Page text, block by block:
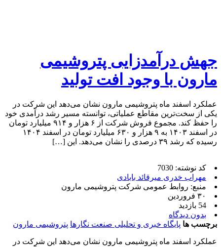
جهش درآمدزایی پتروشیمی
مارون با وجود افت تولید
عملکرد اسفند ماه پتروشیمی مارون نشان می‌دهد این شرکت در
یکی از سخت‌ترین مقاطع عملیاتی، توانسته مسیر رشد درآمدی خود
را حفظ کند. مجموع فروش شرکت از ۶ هزار و ۹۱۴ میلیارد تومان
در اسفند ۱۴۰۳ به ۹ هزار و ۶۳۰ میلیارد تومان در اسفند ۱۴۰۴
رسیده که رشد ۳۹ درصدی را نشان می‌دهد. این […]
کد نوشته: 7030
مهراب خدری میرقائد بابادی
منبع: روابط عمومی شرکت پتروشیمی مارون
۳۰ فروردین
54 بازدید
بدون دیدگاه
برچسب ها پایگاه خبری و تحلیلی صنعت نگارها پتروشیمی مارون
عملکرد اسفند ماه پتروشیمی مارون نشان می‌دهد این شرکت در